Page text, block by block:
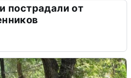
пострадали от